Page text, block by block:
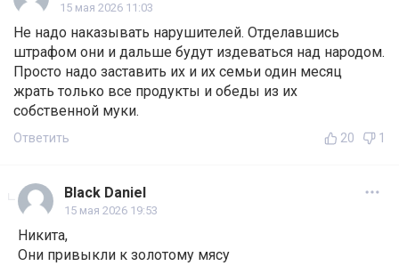
15 мая 2026 11:03
Не надо наказывать нарушителей. Отделавшись
штрафом они и дальше будут издеваться над народом.
Просто надо заставить их и их семьи один месяц
жрать только все продукты и обеды из их
собственной муки.
Ответить 20 1
Black Daniel
15 мая 2026 19:53
Никита,
Они привыкли к золотому мясу